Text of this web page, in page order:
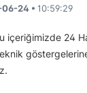
06-24 • 10:59:29
içeriğimizde 24